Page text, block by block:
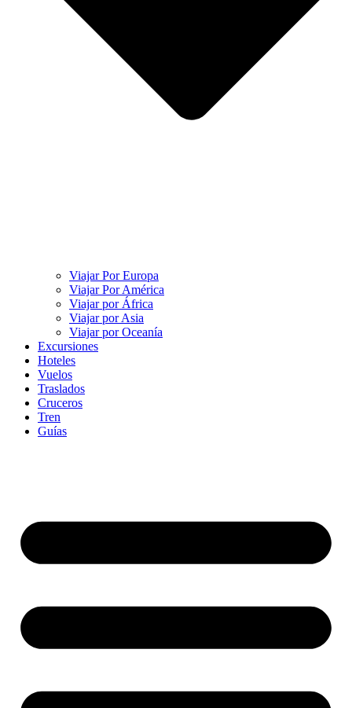
Viajar Por Europa
Viajar Por América
Viajar por África
Viajar por Asia
Viajar por Oceanía
Excursiones
Hoteles
Vuelos
Traslados
Cruceros
Tren
Guías